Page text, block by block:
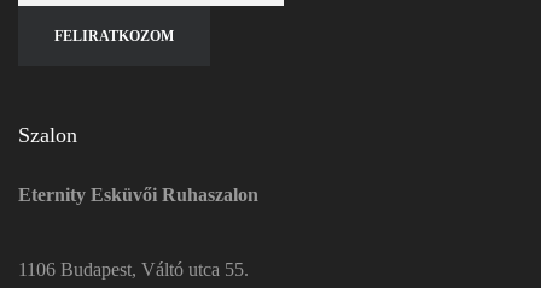
Szalon
Eternity Esküvői Ruhaszalon
1106 Budapest, Váltó utca 55.